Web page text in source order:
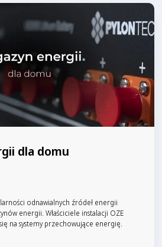
dla domu
odnawialnych źródeł energii
energii. Właściciele instalacji OZE
na systemy przechowujące energię.